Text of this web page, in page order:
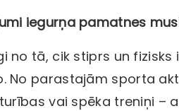
iegurņa pamatnes
no tā, cik stiprs un
No parastajām sporta
vai spēka treniņi –